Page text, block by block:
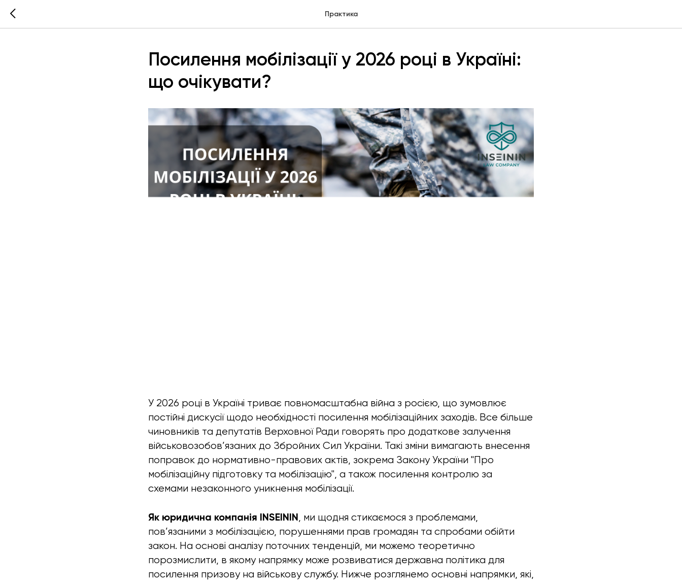
Практика
Посилення мобілізації у 2026 році в Україні:
що очікувати?
У 2026 році в Україні триває повномасштабна війна з росією, що зумовлює
постійні дискусії щодо необхідності посилення мобілізаційних заходів. Все більше
чиновників та депутатів Верховної Ради говорять про додаткове залучення
військовозобов’язаних до Збройних Сил України. Такі зміни вимагають внесення
поправок до нормативно-правових актів, зокрема Закону України "Про
мобілізаційну підготовку та мобілізацію", а також посилення контролю за
схемами незаконного уникнення мобілізації.
Як юридична компанія INSEININ, ми щодня стикаємося з проблемами,
пов’язаними з мобілізацією, порушеннями прав громадян та спробами обійти
закон. На основі аналізу поточних тенденцій, ми можемо теоретично
порозмислити, в якому напрямку може розвиватися державна політика для
посилення призову на військову службу. Нижче розглянемо основні напрямки, які,